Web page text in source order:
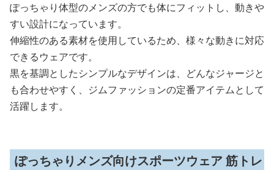
ぽっちゃり体型のメンズの方でも体にフィットし、動きや
すい設計になっています。
伸縮性のある素材を使用しているため、様々な動きに対応
できるウェアです。
黒を基調としたシンプルなデザインは、どんなジャージと
も合わせやすく、ジムファッションの定番アイテムとして
活躍します。
ぽっちゃりメンズ向けスポーツウェア 筋トレ